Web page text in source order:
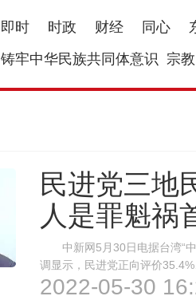
即时 时政 财经 同心
铸牢中华民族共同体意识 宗教
民进党三地
人是罪魁祸
中新网5月30日电据台湾“中
调显示，民进党正向评价
不满意度48.5%，呈现死亡交
2022-05-30